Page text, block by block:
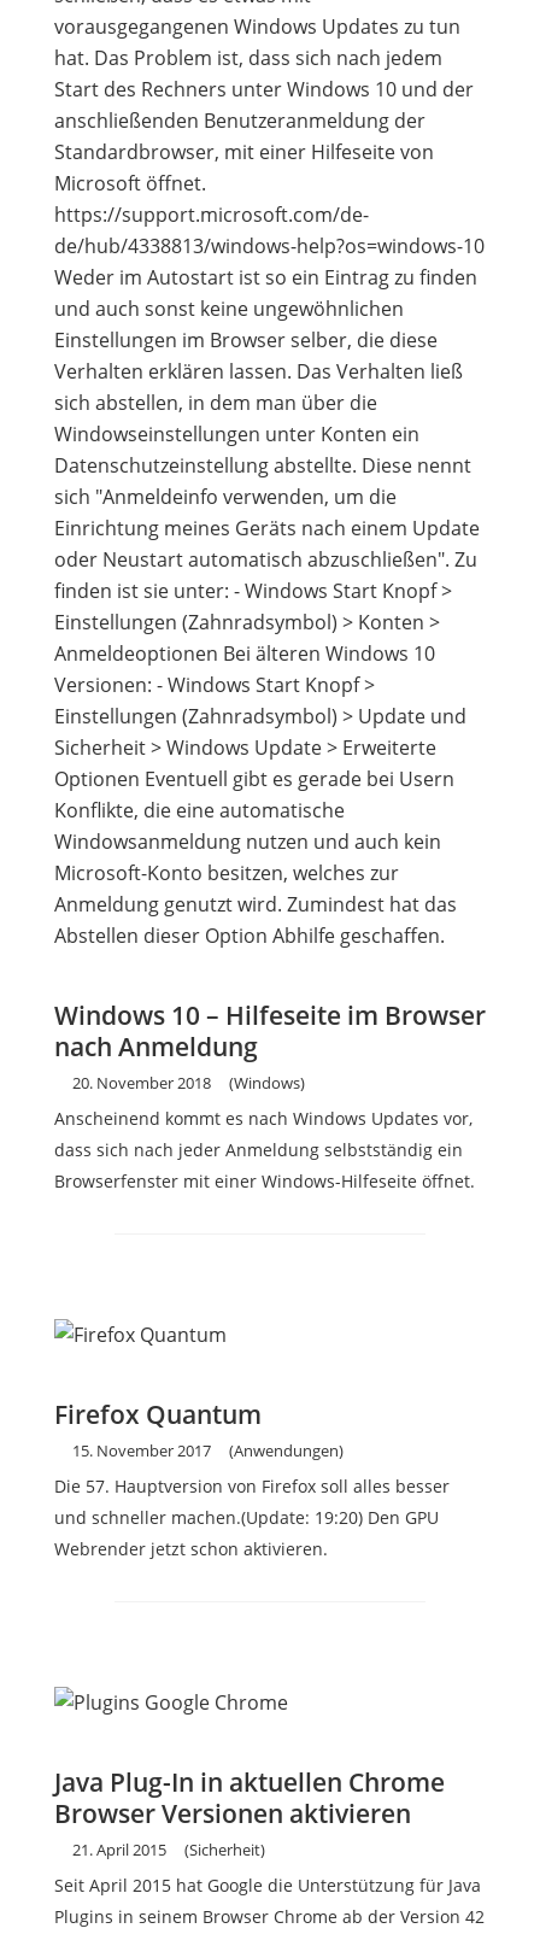
Windows 10 – Hilfeseite im Browser
nach Anmeldung
20. November 2018 (Windows)
Anscheinend kommt es nach Windows Updates vor,
dass sich nach jeder Anmeldung selbstständig ein
Browserfenster mit einer Windows-Hilfeseite öffnet.
Firefox Quantum
15. November 2017 (Anwendungen)
Die 57. Hauptversion von Firefox soll alles besser
und schneller machen.(Update: 19:20) Den GPU
Webrender jetzt schon aktivieren.
Java Plug-In in aktuellen Chrome
Browser Versionen aktivieren
21. April 2015 (Sicherheit)
Seit April 2015 hat Google die Unterstützung für Java
Plugins in seinem Browser Chrome ab der Version 42